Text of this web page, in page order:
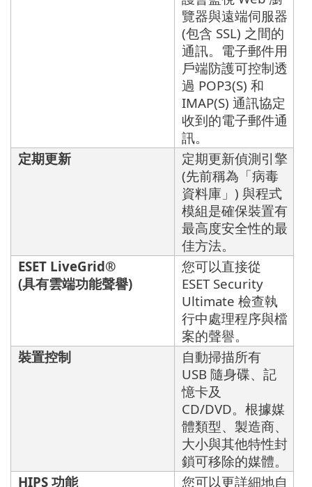
覽器與遠端伺服器
(包含 SSL) 之間的
通訊。電子郵件用
戶端防護可控制透
過 POP3(S) 和
IMAP(S) 通訊協定
收到的電子郵件通
訊。
定期更新
定期更新偵測引擎
(先前稱為「病毒
資料庫」) 與程式
模組是確保裝置有
最高度安全性的最
佳方法。
ESET LiveGrid®
(具有雲端功能聲譽)
您可以直接從
ESET Security
Ultimate 檢查執
行中處理程序與檔
案的聲譽。
裝置控制
自動掃描所有
USB 隨身碟、記
憶卡及
CD/DVD。根據媒
體類型、製造商、
大小與其他特性封
鎖可移除的媒體。
HIPS 功能
您可以更詳細地自